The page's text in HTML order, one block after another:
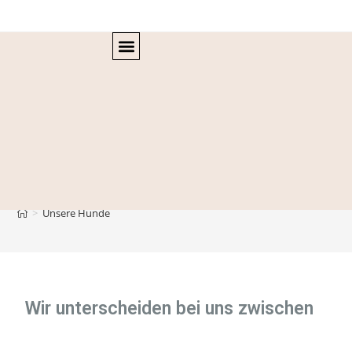
> Unsere Hunde
Wir unterscheiden bei uns zwischen